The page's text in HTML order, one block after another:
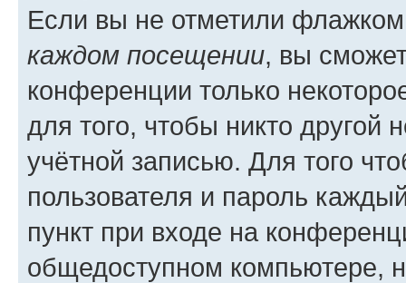
Если вы не отметили
каждом посещении, вы
конференции только
для того, чтобы никто другой
учётной записью. Для того
пользователя и пароль
пункт при входе на
общедоступном компьютере,